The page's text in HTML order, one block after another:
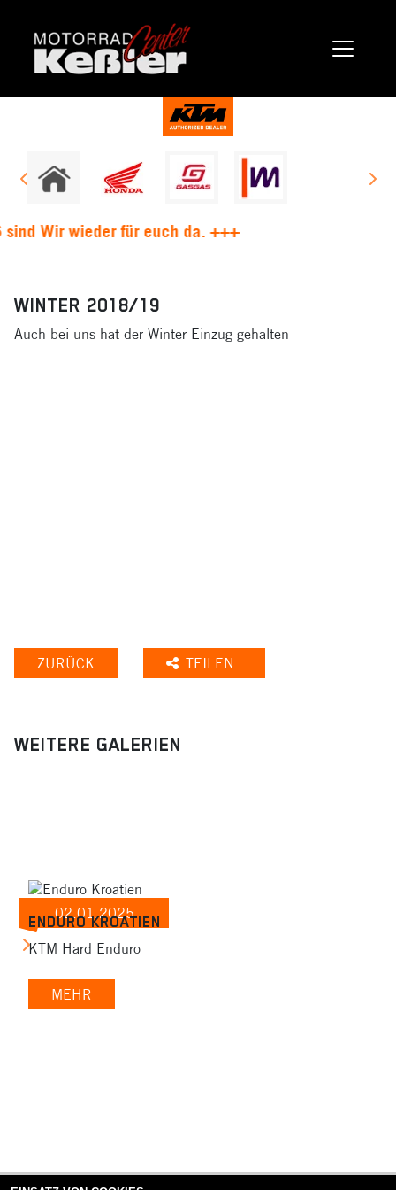
Wir wieder für euch da. +++
WINTER 2018/19
Auch bei uns hat der Winter Einzug gehalten
ZURÜCK TEILEN
WEITERE GALERIEN
02.01.2025
ENDURO KROATIEN
KTM Hard Enduro
MEHR